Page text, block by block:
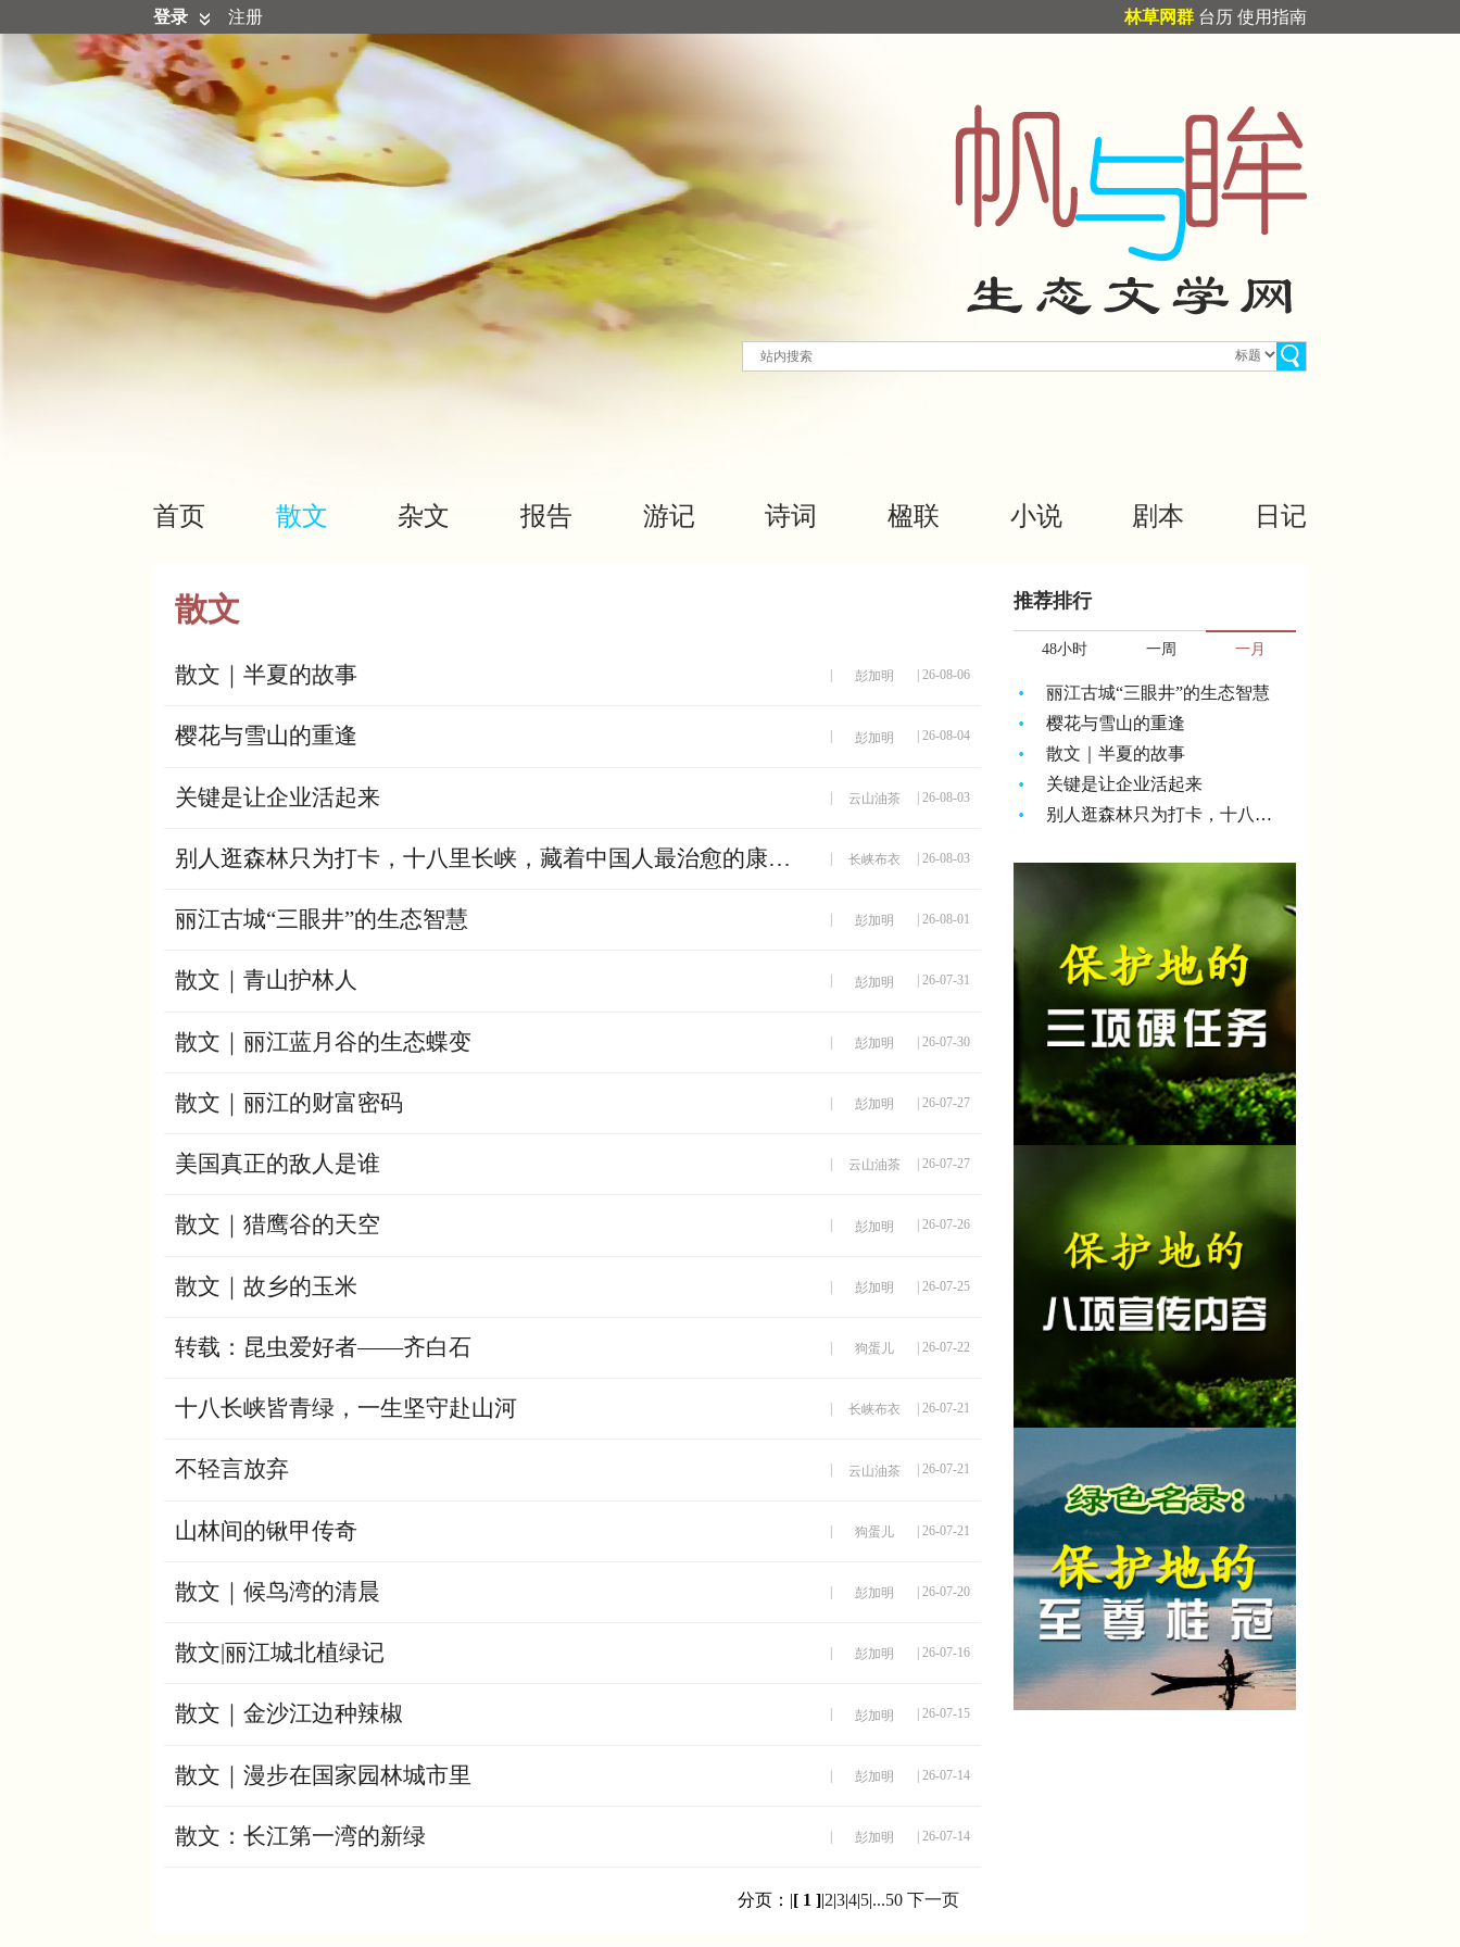
登录 注册 林草网群 台历 使用指南
首页 散文 杂文 报告 游记 诗词 楹联 小说 剧本 日记
散文
散文｜半夏的故事 彭加明 | 26-08-06
樱花与雪山的重逢 彭加明 | 26-08-04
关键是让企业活起来 | 云山油茶 | 26-08-03
别人逛森林只为打卡，十八里长峡，藏着中国人最治愈的康养答案 | 长峡布衣 | 26-08-03
丽江古城“三眼井”的生态智慧 彭加明 | 26-08-01
散文｜青山护林人 彭加明 | 26-07-31
散文｜丽江蓝月谷的生态蝶变 | 彭加明 | 26-07-30
散文｜丽江的财富密码 | 彭加明 | 26-07-27
美国真正的敌人是谁 云山油茶 | 26-07-27
散文｜猎鹰谷的天空 彭加明 | 26-07-26
散文｜故乡的玉米 | 彭加明 | 26-07-25
转载：昆虫爱好者——齐白石 | 狗蛋儿 | 26-07-22
十八长峡皆青绿，一生坚守赴山河 长峡布衣 | 26-07-21
不轻言放弃 云山油茶 | 26-07-21
山林间的锹甲传奇 | 狗蛋儿 | 26-07-21
散文｜候鸟湾的清晨 | 彭加明 | 26-07-20
散文|丽江城北植绿记 彭加明 | 26-07-16
散文｜金沙江边种辣椒 彭加明 | 26-07-15
散文｜漫步在国家园林城市里 | 彭加明 | 26-07-14
散文：长江第一湾的新绿 | 彭加明 | 26-07-14
分页：|[ 1 ]|2|3|4|5|...50 下一页
推荐排行
48小时 一周 一月
丽江古城“三眼井”的生态智慧
樱花与雪山的重逢
散文｜半夏的故事
关键是让企业活起来
别人逛森林只为打卡，十八里长峡